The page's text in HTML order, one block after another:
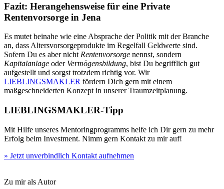
Fazit: Herangehensweise für eine Private
Rentenvorsorge in Jena
Es mutet beinahe wie eine Absprache der Politik mit der Branche
an, dass Altersvorsorgeprodukte im Regelfall Geldwerte sind.
Sofern Du es aber nicht Rentenvorsorge nennst, sondern
Kapitalanlage oder Vermögensbildung, bist Du begrifflich gut
aufgestellt und sorgst trotzdem richtig vor. Wir
LIEBLINGSMAKLER fördern Dich gern mit einem
maßgeschneiderten Konzept in unserer Traumzeitplanung.
LIEBLINGSMAKLER-Tipp
Mit Hilfe unseres Mentoringprogramms helfe ich Dir gern zu mehr
Erfolg beim Investment. Nimm gern Kontakt zu mir auf!
» Jetzt unverbindlich Kontakt aufnehmen
Zu mir als Autor